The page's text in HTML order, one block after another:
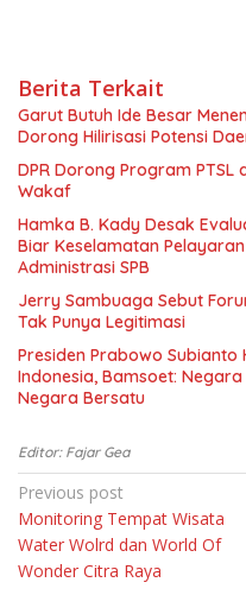
Berita Terkait
Garut Butuh Ide Besar
Dorong Hilirisasi Potensi
DPR Dorong Program
Wakaf
Hamka B. Kady Desak
Biar Keselamatan
Administrasi SPB
Jerry Sambuaga Sebut
Tak Punya Legitimasi
Presiden Prabowo Subianto
Indonesia, Bamsoet:
Negara Bersatu
Editor: Fajar Gea
Navigasi
pos
Previous post
Monitoring Tempat Wisata
Water Wolrd dan World Of
Wonder Citra Raya